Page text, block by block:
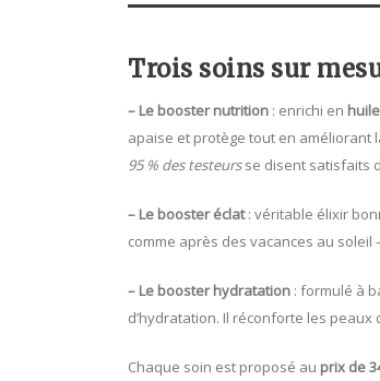
Trois soins sur
– Le booster nutrition : enrichi en
apaise et protège tout en améliorant
95 % des testeursse disent satisfaits
– Le booster éclat: véritable élixir
comme après des vacances au
– Le booster hydratation : formulé à
d’hydratation. Il réconforte les
Chaque soin est proposé au prix de